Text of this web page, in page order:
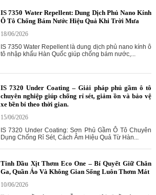
IS 7350 Water Repellent: Dung Dịch Phủ Nano Kính
Ô Tô Chống Bám Nước Hiệu Quả Khi Trời Mưa
18/06/2026
IS 7350 Water Repellent là dung dịch phủ nano kính ô
tô nhập khẩu Hàn Quốc giúp chống bám nước,...
IS 7320 Under Coating – Giải pháp phủ gầm ô tô
chuyên nghiệp giúp chống rỉ sét, giảm ồn và bảo vệ
xe bền bỉ theo thời gian.
15/06/2026
IS 7320 Under Coating: Sơn Phủ Gầm Ô Tô Chuyên
Dụng Chống Rỉ Sét, Cách Âm Hiệu Quả Từ Hàn...
Tinh Dầu Xịt Thơm Eco One – Bí Quyết Giữ Chăn
Ga, Quần Áo Và Không Gian Sống Luôn Thơm Mát
10/06/2026